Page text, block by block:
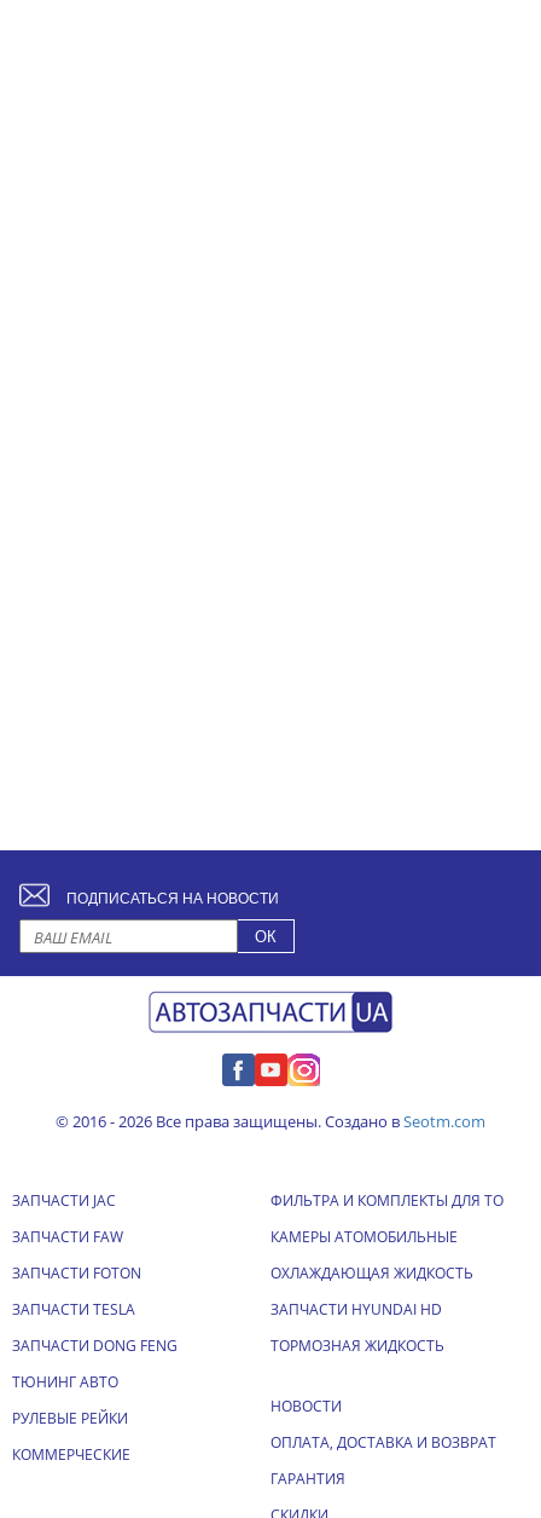
ПОДПИСАТЬСЯ НА НОВОСТИ
© 2016 - 2026 Все права защищены. Создано вSeotm.com
ЗАПЧАСТИ JAC
ЗАПЧАСТИ FAW
ЗАПЧАСТИ FOTON
ЗАПЧАСТИ TESLA
ЗАПЧАСТИ DONG FENG
ТЮНИНГ АВТО
РУЛЕВЫЕ РЕЙКИ
КОММЕРЧЕСКИЕ
ФИЛЬТРА И КОМПЛЕКТЫ ДЛЯ ТО
КАМЕРЫ АТОМОБИЛЬНЫЕ
ОХЛАЖДАЮЩАЯ ЖИДКОСТЬ
ЗАПЧАСТИ HYUNDAI HD
ТОРМОЗНАЯ ЖИДКОСТЬ
НОВОСТИ
ОПЛАТА, ДОСТАВКА И ВОЗВРАТ
ГАРАНТИЯ